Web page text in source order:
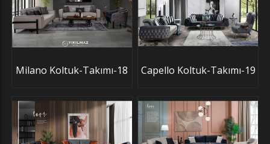
Milano Koltuk-Takımı-18 Capello Koltuk-Takımı-19